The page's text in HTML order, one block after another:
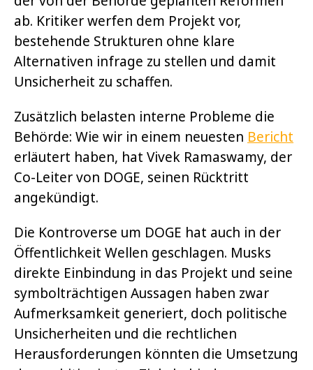
ab. Kritiker werfen dem Projekt vor,
bestehende Strukturen ohne klare
Alternativen infrage zu stellen und damit
Unsicherheit zu schaffen.
Zusätzlich belasten interne Probleme die
Behörde: Wie wir in einem neuesten Bericht
erläutert haben, hat Vivek Ramaswamy, der
Co-Leiter von DOGE, seinen Rücktritt
angekündigt.
Die Kontroverse um DOGE hat auch in der
Öffentlichkeit Wellen geschlagen. Musks
direkte Einbindung in das Projekt und seine
symbolträchtigen Aussagen haben zwar
Aufmerksamkeit generiert, doch politische
Unsicherheiten und die rechtlichen
Herausforderungen könnten die Umsetzung